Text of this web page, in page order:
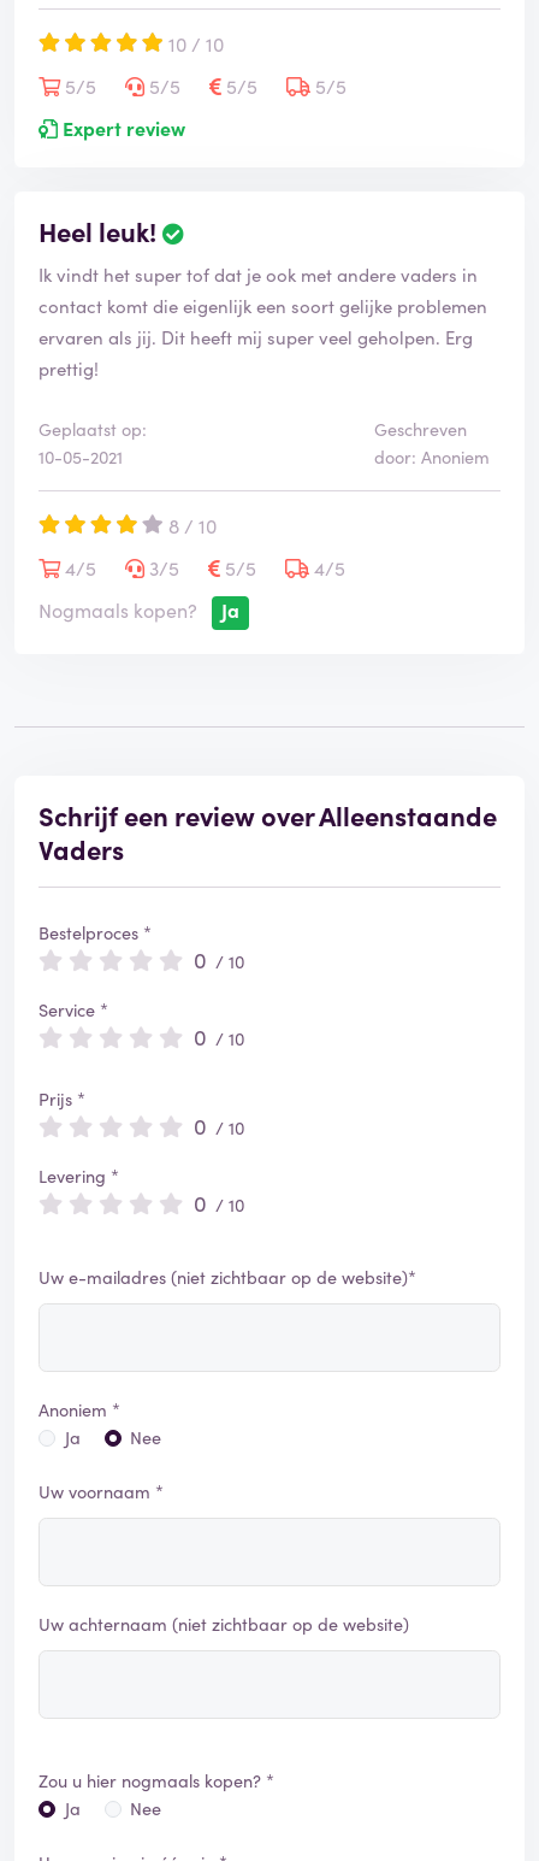
10 / 10
5/5
5/5 5/5
5/5
Expert review
Heel leuk!
Ik vindt het super tof dat je ook met andere vaders in
contact komt die eigenlijk een soort gelijke problemen
ervaren als jij. Dit heeft mij super veel geholpen. Erg
prettig!
Geplaatst op:
10-05-2021
Geschreven
door: Anoniem
8 / 10
4/5
3/5 5/5
4/5
Nogmaals kopen?
Ja
Schrijf een review over Alleenstaande
Vaders
Bestelproces *
0 / 10
Service *
0 / 10
Prijs *
0 / 10
Levering *
0 / 10
Uw e-mailadres (niet zichtbaar op de website)*
Anoniem *
Ja
Nee
Uw voornaam *
Uw achternaam (niet zichtbaar op de website)
Zou u hier nogmaals kopen? *
Ja
Nee